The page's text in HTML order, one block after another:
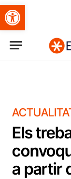
Obre la barra d'eines
Els
a partir